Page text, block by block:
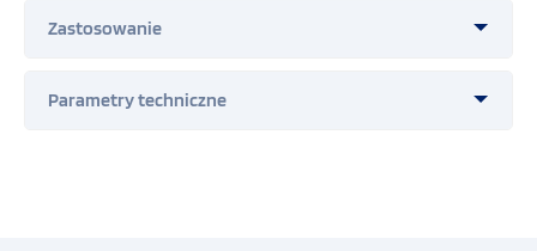
Ratownictwo górskie